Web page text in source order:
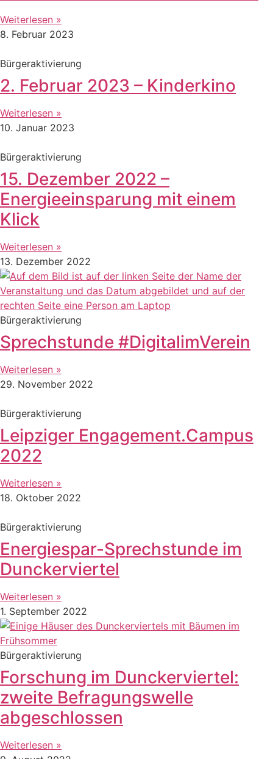
Weiterlesen »
8. Februar 2023
Bürgeraktivierung
2. Februar 2023 – Kinderkino
Weiterlesen »
10. Januar 2023
Bürgeraktivierung
15. Dezember 2022 –
Energieeinsparung mit einem
Klick
Weiterlesen »
13. Dezember 2022
Bürgeraktivierung
Sprechstunde #DigitalimVerein
Weiterlesen »
29. November 2022
Bürgeraktivierung
Leipziger Engagement.Campus
2022
Weiterlesen »
18. Oktober 2022
Bürgeraktivierung
Energiespar-Sprechstunde im
Dunckerviertel
Weiterlesen »
1. September 2022
Bürgeraktivierung
Forschung im Dunckerviertel:
zweite Befragungswelle
abgeschlossen
Weiterlesen »